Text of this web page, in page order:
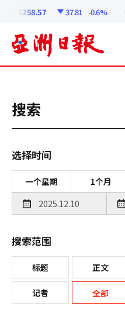
6258.57 37.81 -0.6%
搜索
选择时间
一个星期 1个月
搜索范围
标题 正文
记者 全部